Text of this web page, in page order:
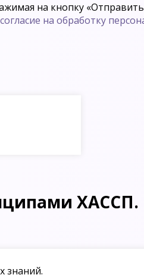
на кнопку
согласие на обработку
ХАССП.
знаний.